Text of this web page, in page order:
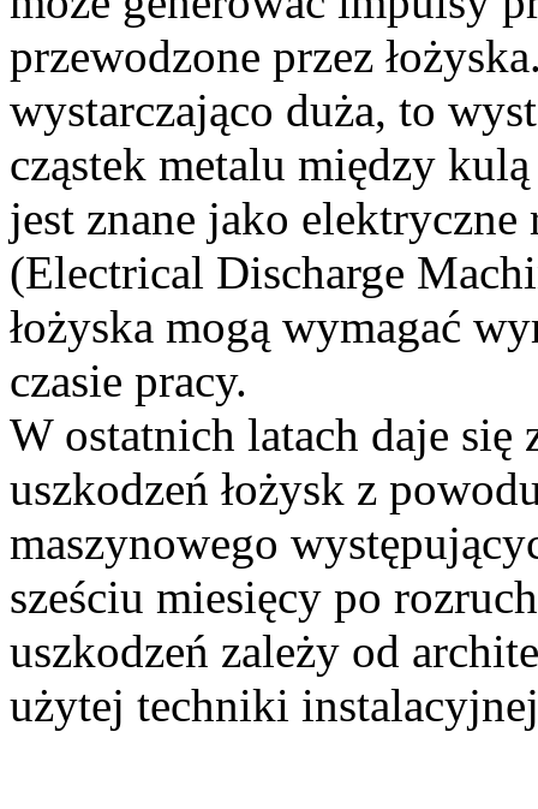
przewodzone przez
wystarczająco duża, to
cząstek metalu między
jest znane jako elektryczne
(Electrical Discharge
łożyska mogą wymagać
czasie pracy.
W ostatnich latach daje się
uszkodzeń łożysk z
maszynowego
sześciu miesięcy po
uszkodzeń zależy od
użytej techniki